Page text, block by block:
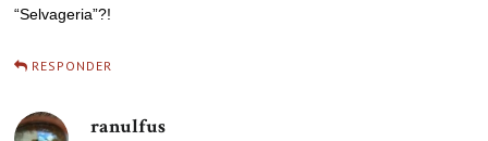
“Selvageria”?!
RESPONDER
ranulfus